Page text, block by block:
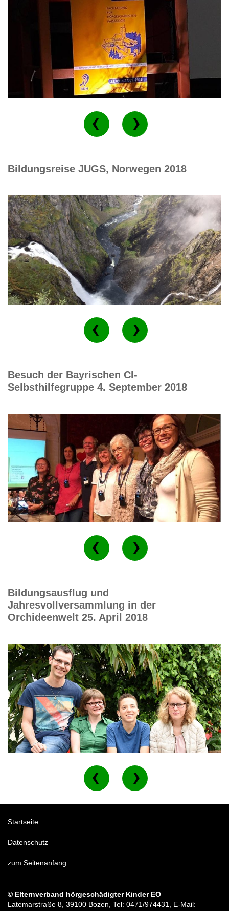
Bildungsreise JUGS, Norwegen 2018
Besuch der Bayrischen CI-
Selbsthilfegruppe 4. September 2018
Bildungsausflug und
Jahresvollversammlung in der
Orchideenwelt 25. April 2018
Startseite
Datenschutz
zum Seitenanfang
© Elternverband hörgeschädigter Kinder EO
Latemarstraße 8, 39100 Bozen, Tel: 0471/974431, E-Mail: